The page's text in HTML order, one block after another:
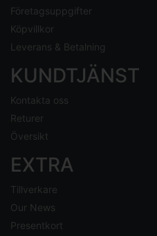
Företagsuppgifter
Köpvillkor
Leverans & Betalning
KUNDTJÄNST
Kontakta oss
Returer
Översikt
EXTRA
Tillverkare
Our News
Presentkort